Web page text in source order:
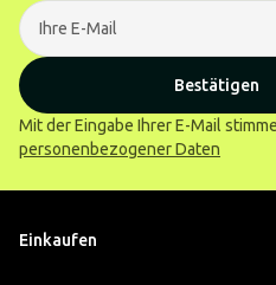
Bestätigen
Mit der Eingabe Ihrer E-Mail
personenbezogener Daten
Einkaufen